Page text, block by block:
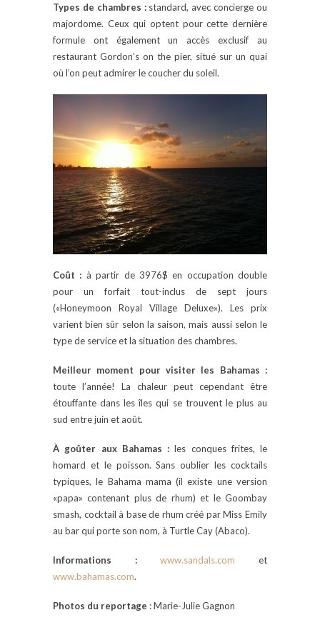
Types de chambres :standard, avec concierge ou
majordome. Ceux qui optent pour cette dernière
formule ont également un accès exclusif au
restaurant Gordon’s on the pier, situé sur un quai
où l’on peut admirer le coucher du soleil.
Coût : à partir de 3976$ en occupation double
pour un forfait tout-inclus de sept jours
(«Honeymoon Royal Village Deluxe»). Les prix
varient bien sûr selon la saison, mais aussi selon le
type de service et la situation des chambres.
Meilleur moment pour visiter les Bahamas :
toute l’année! La chaleur peut cependant être
étouffante dans les îles qui se trouvent le plus au
sud entre juin et août.
À goûter aux Bahamas : les conques frites, le
homard et le poisson. Sans oublier les cocktails
typiques, le Bahama mama (il existe une version
«papa» contenant plus de rhum) et le Goombay
smash, cocktail à base de rhum créé par Miss Emily
au bar qui porte son nom, à Turtle Cay (Abaco).
Informations : www.sandals.com et
www.bahamas.com.
Photos du reportage : Marie-Julie Gagnon